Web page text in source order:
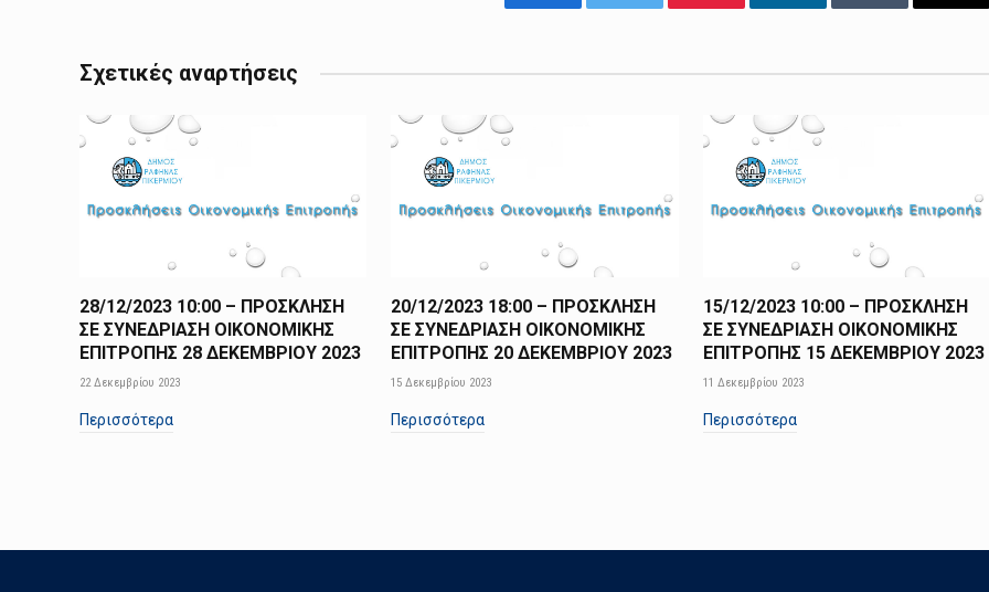
Facebook Twitter Pinterest LinkedIn Tumblr
Σχετικές αναρτήσεις
28/12/2023 10:00 – ΠΡΟΣΚΛΗΣΗ
ΣΕ ΣΥΝΕΔΡΙΑΣΗ ΟΙΚΟΝΟΜΙΚΗΣ
ΕΠΙΤΡΟΠΗΣ 28 ΔΕΚΕΜΒΡΙΟΥ 2023
22 Δεκεμβρίου 2023
Περισσότερα
20/12/2023 18:00 – ΠΡΟΣΚΛΗΣΗ
ΣΕ ΣΥΝΕΔΡΙΑΣΗ ΟΙΚΟΝΟΜΙΚΗΣ
ΕΠΙΤΡΟΠΗΣ 20 ΔΕΚΕΜΒΡΙΟΥ 2023
15 Δεκεμβρίου 2023
Περισσότερα
15/12/2023 10:00 – ΠΡΟΣΚΛΗΣΗ
ΣΕ ΣΥΝΕΔΡΙΑΣΗ ΟΙΚΟΝΟΜΙΚΗΣ
ΕΠΙΤΡΟΠΗΣ 15 ΔΕΚΕΜΒΡΙΟΥ 2023
11 Δεκεμβρίου 2023
Περισσότερα